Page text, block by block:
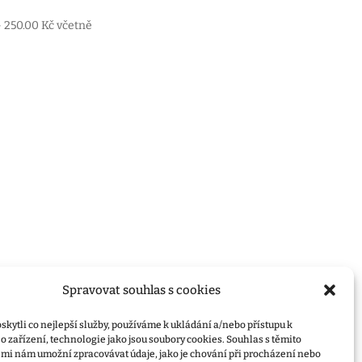
Spravovat souhlas s cookies
co nejlepší služby, používáme k ukládání a/nebo přístupu k
zařízení, technologie jako jsou soubory cookies. Souhlas s těmito
nám umožní zpracovávat údaje, jako je chování při procházení nebo
250.00 KčRozpětí
včetně